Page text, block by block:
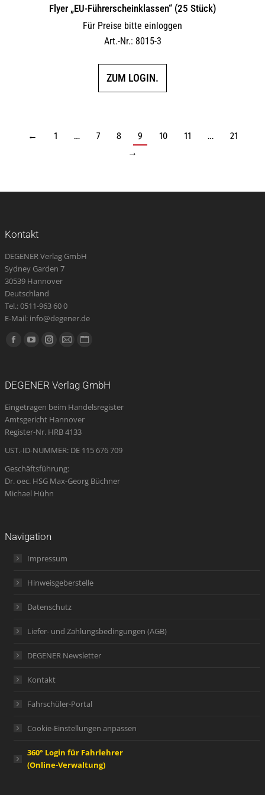
Flyer „EU-Führerscheinklassen“ (25 Stück)
Für Preise bitte einloggen
Art.-Nr.: 8015-3
ZUM LOGIN.
← 1 … 7 8 9 10 11 …
21
→
Kontakt
DEGENER Verlag GmbH
Sydney Garden 7
30539 Hannover
Deutschland
Tel.: 0511-963 60 0
E-Mail: info@degener.de
Finden Sie uns auf:
Facebook
in
new
window
YouTube
in
new
window
Instagram
in
new
window
E-
opens
in
new
window
Website
in
new
DEGENER Verlag GmbH
Eingetragen beim Handelsregister
Amtsgericht Hannover
Register-Nr. HRB 4133
UST.-ID-NUMMER: DE 115 676 709
Geschäftsführung:
Dr. oec. HSG Max-Georg Büchner
Michael Hühn
Navigation
Impressum
Hinweisgeberstelle
Datenschutz
Liefer- und Zahlungsbedingungen (AGB)
DEGENER Newsletter
Kontakt
Fahrschüler-Portal
Cookie-Einstellungen anpassen
360° Login für Fahrlehrer
(Online-Verwaltung)